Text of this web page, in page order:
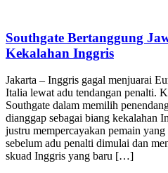
Southgate Bertanggung
Kekalahan Inggris
Jakarta – Inggris gagal menjuarai
Italia lewat adu tendangan penalti.
Southgate dalam memilih
dianggap sebagai biang kekalahan
justru mempercayakan pemain
sebelum adu penalti dimulai dan
skuad Inggris yang baru […]